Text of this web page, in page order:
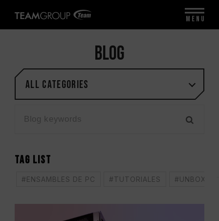
BLOG
All categories
TAG LIST
#ENSAMBLES DE PC #TUTORIALES
MENU